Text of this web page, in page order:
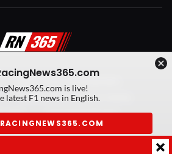
Algemene voorwaarden
Created by On Your Marks
Kansspeluitingen
is live!
latest F1 news in English.